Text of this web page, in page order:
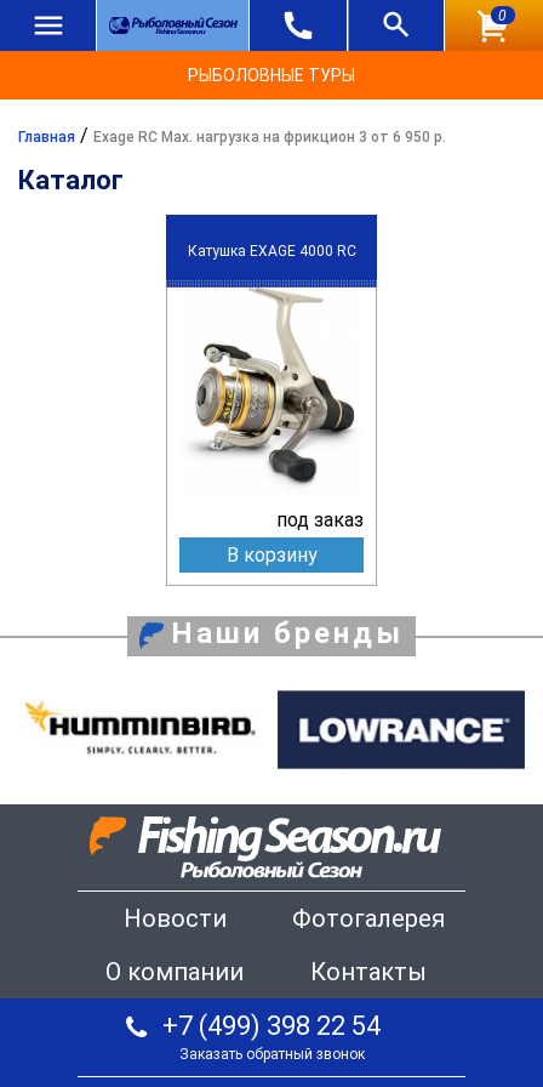
0
РЫБОЛОВНЫЕ ТУРЫ
Главная / Exage RC Max. нагрузка на фрикцион 3 от 6 950 р.
Каталог
Катушка EXAGE 4000 RC
под заказ
В корзину
Наши бренды
Новости
Фотогалерея
О компании
Контакты
+7 (499) 398 22 54
Заказать обратный звонок